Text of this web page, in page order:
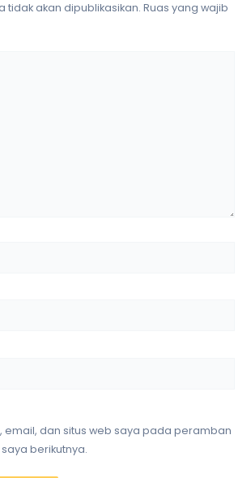
tidak akan dipublikasikan. Ruas yang wajib
email, dan situs web saya pada peramban
berikutnya.